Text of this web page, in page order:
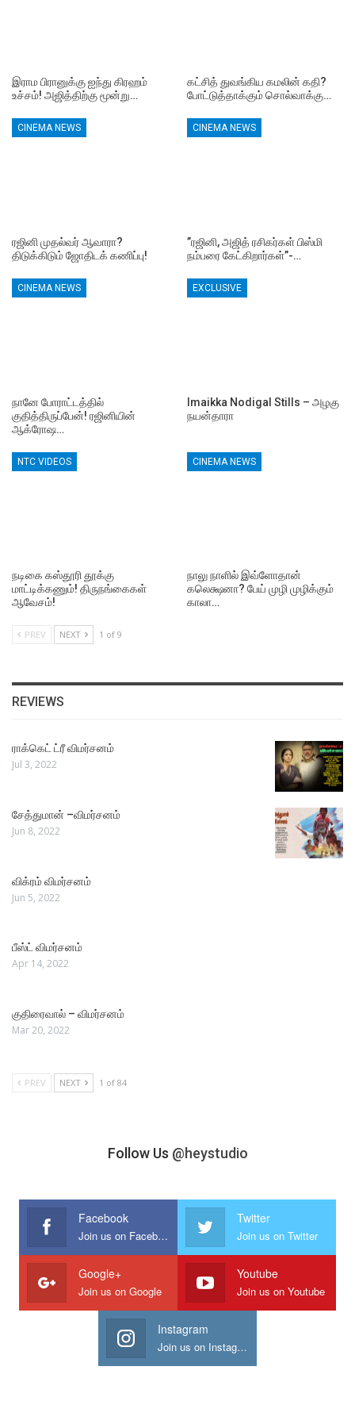
இராம பிரானுக்கு ஐந்து கிரஹம்
உச்சம்! அஜித்திற்கு மூன்று…
கட்சித் துவங்கிய கமலின் கதி?
போட்டுத்தாக்கும் சொல்வாக்கு…
CINEMA NEWS
ரஜினி முதல்வர் ஆவாரா?
திடுக்கிடும் ஜோதிடக் கணிப்பு!
CINEMA NEWS
”ரஜினி, அஜித் ரசிகர்கள் பிஸ்மி
நம்பரை கேட்கிறார்கள்”-…
CINEMA NEWS
நானே போராட்டத்தில்
குதித்திருப்பேன்! ரஜினியின்
ஆக்ரோஷ…
EXCLUSIVE
Imaikka Nodigal Stills – அழகு
நயன்தாரா
NTC VIDEOS
நடிகை கஸ்தூரி தூக்கு
மாட்டிக்கணும்! திருநங்கைகள்
ஆவேசம்!
CINEMA NEWS
நாலு நாளில் இவ்ளோதான்
கலெக்ஷனா? பேய் முழி முழிக்கும்
காலா…
PREV NEXT 1 of 9
REVIEWS
ராக்கெட் ட்ரீ விமர்சனம்
Jul 3, 2022
சேத்துமான் –விமர்சனம்
Jun 8, 2022
விக்ரம் விமர்சனம்
Jun 5, 2022
பீஸ்ட் விமர்சனம்
Apr 14, 2022
குதிரைவால் – விமர்சனம்
Mar 20, 2022
PREV NEXT 1 of 84
Follow Us @heystudio
Facebook
Join us on Facebook
Twitter
Join us on Twitter
Google+
Join us on Google
Youtube
Join us on Youtube
Instagram
Join us on Instagram